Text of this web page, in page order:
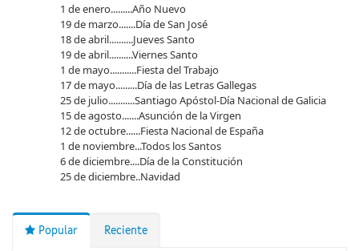
1 de enero.........Año Nuevo
19 de marzo.......Día de San José
18 de abril..........Jueves Santo
19 de abril..........Viernes Santo
1 de mayo...........Fiesta del Trabajo
17 de mayo.........Día de las Letras Gallegas
25 de julio...........Santiago Apóstol-Día Nacional de Galicia
15 de agosto.......Asunción de la Virgen
12 de octubre......Fiesta Nacional de España
1 de noviembre...Todos los Santos
6 de diciembre....Día de la Constitución
25 de diciembre..Navidad
Popular Reciente